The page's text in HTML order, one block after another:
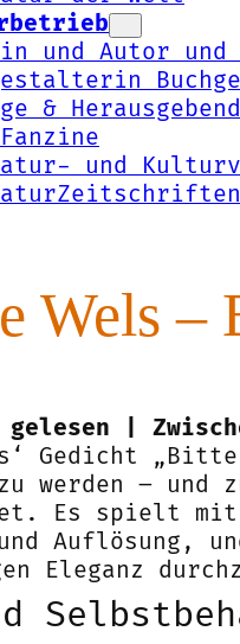
und Autor
&
und
Wels
gelesen |
Gedicht
werden – und
Es spielt mit
und
Eleganz